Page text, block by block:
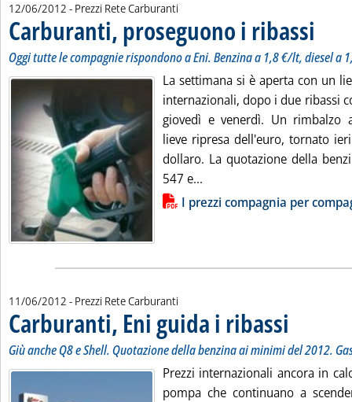
12/06/2012 - Prezzi Rete Carburanti
Carburanti, proseguono i ribassi
Oggi tutte le compagnie rispondono a Eni. Benzina a 1,8 €/lt, diesel a
La settimana si è aperta con un
internazionali, dopo i due ribassi
giovedì e venerdì. Un rimbalzo
lieve ripresa dell'euro, tornato
dollaro. La quotazione della
547 e...
Lista allegati PDF alla notiziaI prezzi compagnia per
11/06/2012 - Prezzi Rete Carburanti
Carburanti, Eni guida i ribassi
Giù anche Q8 e Shell. Quotazione della benzina ai minimi del 2012.
Prezzi internazionali ancora in
pompa che continuano a